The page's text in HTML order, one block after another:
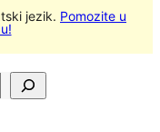
jezik. Pomozite u